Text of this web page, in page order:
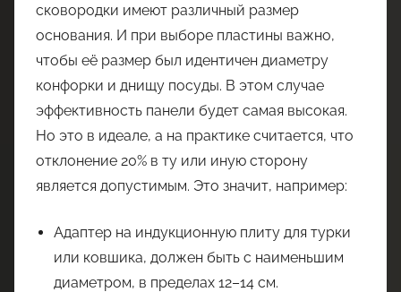
сковородки имеют различный размер
основания. И при выборе пластины важно,
чтобы её размер был идентичен диаметру
конфорки и днищу посуды. В этом случае
эффективность панели будет самая высокая.
Но это в идеале, а на практике считается, что
отклонение 20% в ту или иную сторону
является допустимым. Это значит, например:
Адаптер на индукционную плиту для турки
или ковшика, должен быть с наименьшим
диаметром, в пределах 12–14 см.